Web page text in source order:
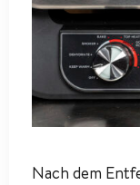
Nach dem